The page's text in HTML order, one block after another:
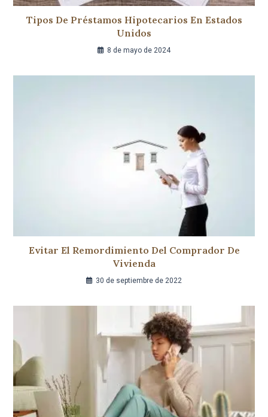
Tipos De Préstamos Hipotecarios En Estados
Unidos
8 de mayo de 2024
Evitar El Remordimiento Del Comprador De
Vivienda
30 de septiembre de 2022